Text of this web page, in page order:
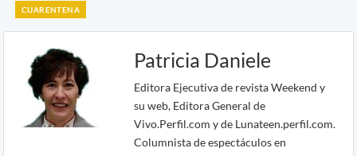
CUARENTENA
Patricia Daniele
Editora Ejecutiva de revista Weekend y
su web, Editora General de
Vivo.Perfil.com y de Lunateen.perfil.com.
Columnista de espectáculos en